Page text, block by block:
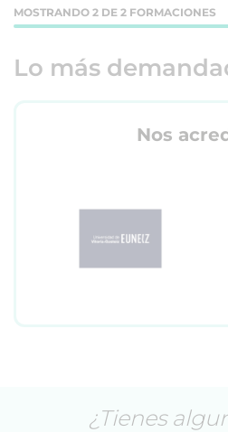
MOSTRANDO 2 DE 2 FORMACIONES
Lo más
Nos
¿Tienes